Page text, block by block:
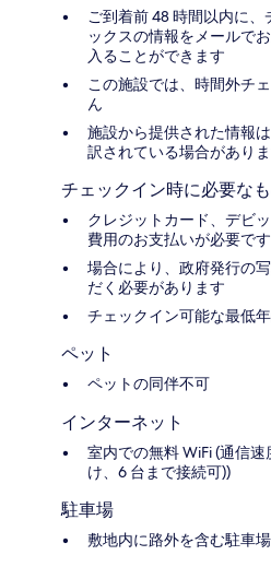
ご到着前 48 時間以内に
ックスの情報をメールで
入ることができます
この施設では、時間外チ
ん
施設から提供された情報
訳されている場合があり
チェックイン時に必要な
クレジットカード、デビ
費用のお支払いが必要です
場合により、政府発行の
だく必要があります
チェックイン可能な最低
ペット
ペットの同伴不可
インターネット
室内での無料 WiFi (通信速
け、6 台まで接続可))
駐車場
敷地内に路外を含む駐車場